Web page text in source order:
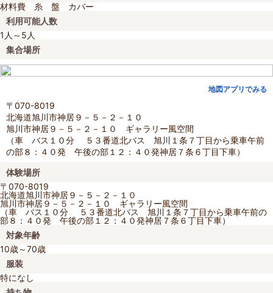
材料費 糸 盤 カバー
利用可能人数
1人～5人
集合場所
地図アプリでみる
〒070-8019
北海道旭川市神居９－５－２－１０
旭川市神居９－５－２－１０ ギャラリー風空間
（車 バス１０分 ５３番道北バス 旭川１条７丁目から乗車午前
の部８：４０発 午後の部１２：４０発神居７条６丁目下車）
体験場所
〒070-8019
北海道旭川市神居９－５－２－１０
旭川市神居９－５－２－１０ ギャラリー風空間
（車 バス１０分 ５３番道北バス 旭川１条７丁目から乗車午前の
部８：４０発 午後の部１２：４０発神居７条６丁目下車）
対象年齢
10歳～70歳
服装
特になし